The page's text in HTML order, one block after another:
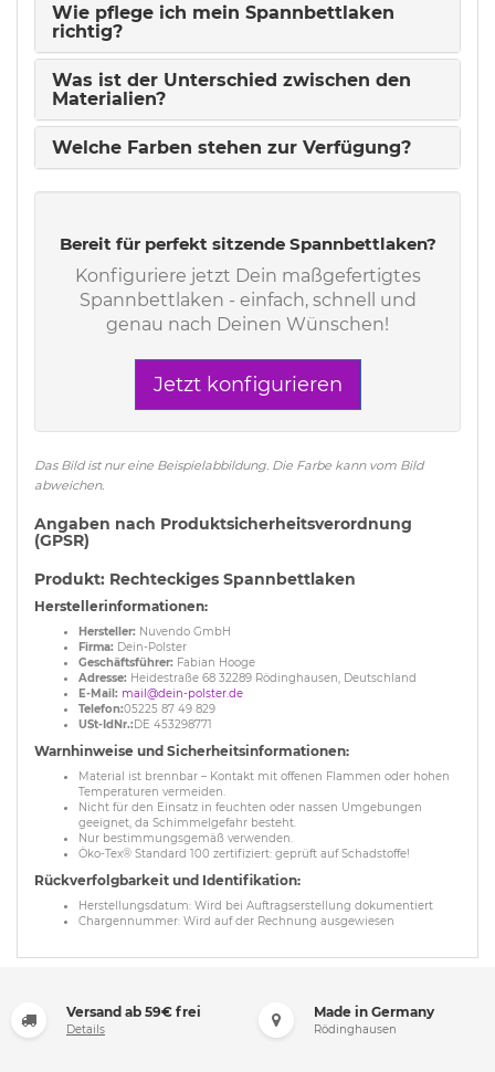
Wie pflege ich mein Spannbettlaken
richtig?
Was ist der Unterschied zwischen den
Materialien?
Welche Farben stehen zur Verfügung?
Bereit für perfekt sitzende Spannbettlaken?
Konfiguriere jetzt Dein maßgefertigtes
Spannbettlaken - einfach, schnell und
genau nach Deinen Wünschen!
Jetzt konfigurieren
Das Bild ist nur eine Beispielabbildung. Die Farbe kann vom Bild
abweichen.
Angaben nach Produktsicherheitsverordnung
(GPSR)
Produkt: Rechteckiges Spannbettlaken
Herstellerinformationen:
Hersteller: Nuvendo GmbH
Firma: Dein-Polster
Geschäftsführer: Fabian Hooge
Adresse: Heidestraße 68 32289 Rödinghausen, Deutschland
E-Mail: mail@dein-polster.de
Telefon:05225 87 49 829
USt-IdNr.:DE 453298771
Warnhinweise und Sicherheitsinformationen:
Material ist brennbar – Kontakt mit offenen Flammen oder hohen
Temperaturen vermeiden.
Nicht für den Einsatz in feuchten oder nassen Umgebungen
geeignet, da Schimmelgefahr besteht.
Nur bestimmungsgemäß verwenden.
Öko-Tex® Standard 100 zertifiziert: geprüft auf Schadstoffe!
Rückverfolgbarkeit und Identifikation:
Herstellungsdatum: Wird bei Auftragserstellung dokumentiert
Chargennummer: Wird auf der Rechnung ausgewiesen
Versand ab 59€ frei
Details
Made in Germany
Rödinghausen